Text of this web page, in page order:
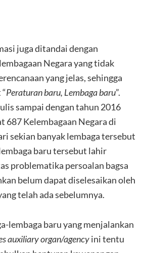
juga ditandai dengan
Negara yang tidak
yang jelas, sehingga
Peraturan baru, Lembaga baru”.
sampai dengan tahun 2016
687 Kelembagaan Negara di
sekian banyak lembaga tersebut
baru tersebut lahir
problematika persoalan bagsa
belum dapat diselesaikan oleh
telah ada sebelumnya.
lembaga baru yang menjalankan
auxiliary organ/agencyini tentu